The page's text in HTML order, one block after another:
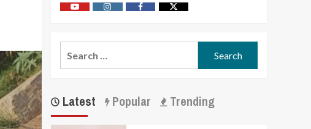
YoutubeVimeo FacebookTwitter
Latest Popular Trending